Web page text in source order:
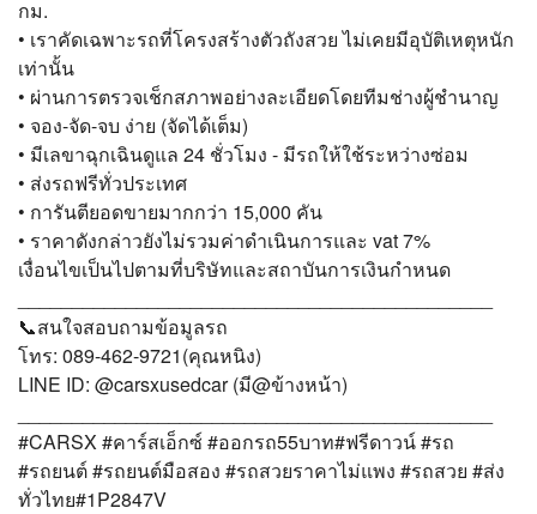
กม.
• เราคัดเฉพาะรถที่โครงสร้างตัวถังสวย ไม่เคยมีอุบัติเหตุหนัก
เท่านั้น
• ผ่านการตรวจเช็กสภาพอย่างละเอียดโดยทีมช่างผู้ชำนาญ
• จอง-จัด-จบ ง่าย (จัดได้เต็ม)
• มีเลขาฉุกเฉินดูแล 24 ชั่วโมง - มีรถให้ใช้ระหว่างซ่อม
• ส่งรถฟรีทั่วประเทศ
• การันตียอดขายมากกว่า 15,000 คัน
• ราคาดังกล่าวยังไม่รวมค่าดำเนินการและ vat 7%
เงื่อนไขเป็นไปตามที่บริษัทและสถาบันการเงินกำหนด
📞สนใจสอบถามข้อมูลรถ
โทร: 089-462-9721(คุณหนิง)
LINE ID: @carsxusedcar (มี@ข้างหน้า)
#CARSX #คาร์สเอ็กซ์ #ออกรถ55บาท#ฟรีดาวน์ #รถ
#รถยนต์ #รถยนต์มือสอง #รถสวยราคาไม่แพง #รถสวย #ส่ง
ทั่วไทย#1P2847V